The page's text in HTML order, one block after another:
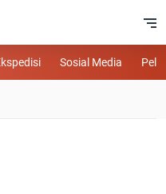
Sosial Media